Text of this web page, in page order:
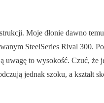
Moje dłonie dawno
SteelSeries Rival 300.
uwagę to wysokość. Czuć,
jednak szoku, a kształt